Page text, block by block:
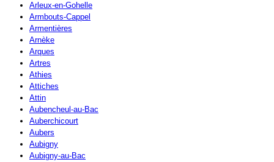
Arleux-en-Gohelle
Armbouts-Cappel
Armentières
Arnèke
Arques
Artres
Athies
Attiches
Attin
Aubencheul-au-Bac
Auberchicourt
Aubers
Aubigny
Aubigny-au-Bac